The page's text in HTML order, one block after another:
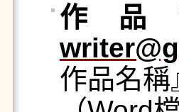
作
作品名